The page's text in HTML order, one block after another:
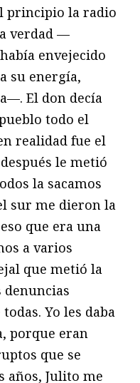
principio la radio
verdad —
envejecido
su energía,
El don decía
todo el
realidad fue el
le metió
la sacamos
sur me dieron la
que era una
a varios
que metió la
denuncias
Yo les daba
porque eran
que se
años, Julito me